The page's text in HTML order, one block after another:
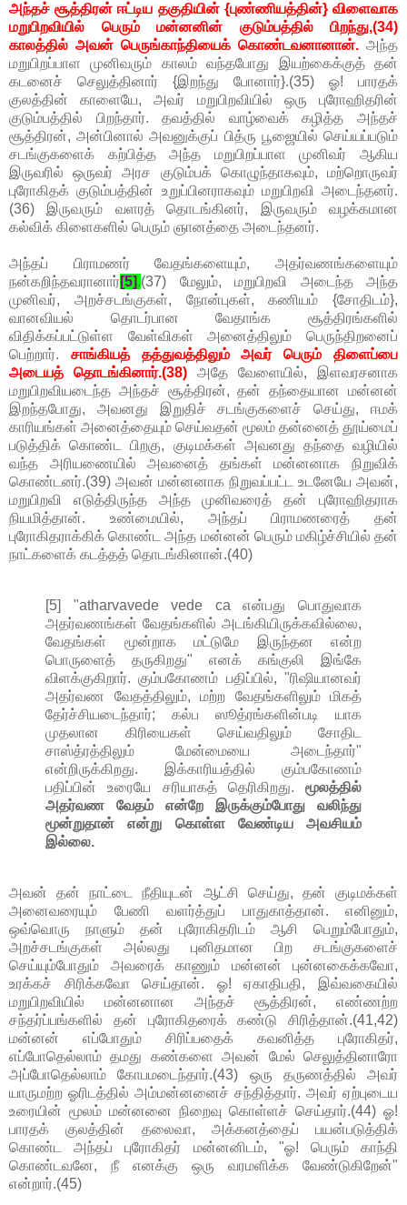
அந்தச் சூத்திரன் ஈட்டிய தகுதியின் {புண்ணியத்தின்} விளைவாக
மறுபிறவியில் பெரும் மன்னனின் குடும்பத்தில் பிறந்து,(34)
காலத்தில் அவன் பெருங்காந்தியைக் கொண்டவனானான். அந்த
மறுபிறப்பாள முனிவரும் காலம் வந்தபோது இயற்கைக்குத் தன்
கடனைச் செலுத்தினார் {இறந்து போனார்}.(35) ஓ! பாரதக்
குலத்தின் காளையே, அவர் மறுபிறவியில் ஒரு புரோஹிதரின்
குடும்பத்தில் பிறந்தார். தவத்தில் வாழ்வைக் கழித்த அந்தச்
சூத்திரன், அன்பினால் அவனுக்குப் பித்ரு பூஜையில் செய்யப்படும்
சடங்குகளைக் கற்பித்த அந்த மறுபிறப்பாள முனிவர் ஆகிய
இருவரில் ஒருவர் அரச குடும்பக் கொழுந்தாகவும், மற்றொருவர்
புரோகிதக் குடும்பத்தின் உறுப்பினராகவும் மறுபிறவி அடைந்தனர்.
(36) இருவரும் வளரத் தொடங்கினர், இருவரும் வழக்கமான
கல்விக் கிளைகளில் பெரும் ஞானத்தை அடைந்தனர்.
அந்தப் பிராமணர் வேதங்களையும், அதர்வணங்களையும்
நன்கறிந்தவரானார்[5].(37) மேலும், மறுபிறவி அடைந்த அந்த
முனிவர், அறச்சடங்குகள், நோன்புகள், கணியம் {சோதிடம்},
வானவியல் தொடர்பான வேதாங்க சூத்திரங்களில்
விதிக்கப்பட்டுள்ள வேள்விகள் அனைத்திலும் பெருந்திறனைப்
பெற்றார். சாங்கியத் தத்துவத்திலும் அவர் பெரும் திளைப்பை
அடையத் தொடங்கினார்.(38) அதே வேளையில், இளவரசனாக
மறுபிறவியடைந்த அந்தச் சூத்திரன், தன் தந்தையான மன்னன்
இறந்தபோது, அவனது இறுதிச் சடங்குகளைச் செய்து, ஈமக்
காரியங்கள் அனைத்தையும் செய்வதன் மூலம் தன்னைத் தூய்மைப்
படுத்திக் கொண்ட பிறகு, குடிமக்கள் அவனது தந்தை வழியில்
வந்த அரியணையில் அவனைத் தங்கள் மன்னனாக நிறுவிக்
கொண்டனர்.(39) அவன் மன்னனாக நிறுவப்பட்ட உடனேயே அவன்,
மறுபிறவி எடுத்திருந்த அந்த முனிவரைத் தன் புரோஹிதராக
நியமித்தான். உண்மையில், அந்தப் பிராமணரைத் தன்
புரோகிதராக்கிக் கொண்ட அந்த மன்னன் பெரும் மகிழ்ச்சியில் தன்
நாட்களைக் கடத்தத் தொடங்கினான்.(40)
[5] "atharvavede vede ca என்பது பொதுவாக
அதர்வணங்கள் வேதங்களில் அடங்கியிருக்கவில்லை,
வேதங்கள் மூன்றாக மட்டுமே இருந்தன என்ற
பொருளைத் தருகிறது" எனக் கங்குலி இங்கே
விளக்குகிறார். கும்பகோணம் பதிப்பில், "ரிஷியானவர்
அதர்வண வேதத்திலும், மற்ற வேதங்களிலும் மிகத்
தேர்ச்சியடைந்தார்; கல்ப ஸூத்ரங்களின்படி யாக
முதலான கிரியைகள் செய்வதிலும் சோதிட
சாஸ்த்ரத்திலும் மேன்மையை அடைந்தார்"
என்றிருக்கிறது. இக்காரியத்தில் கும்பகோணம்
பதிப்பின் உரையே சரியாகத் தெரிகிறது. மூலத்தில்
அதர்வண வேதம் என்றே இருக்கும்போது வலிந்து
மூன்றுதான் என்று கொள்ள வேண்டிய அவசியம்
இல்லை.
அவன் தன் நாட்டை நீதியுடன் ஆட்சி செய்து, தன் குடிமக்கள்
அனைவரையும் பேணி வளர்த்துப் பாதுகாத்தான். எனினும்,
ஒவ்வொரு நாளும் தன் புரோகிதரிடம் ஆசி பெறும்போதும்,
அறச்சடங்குகள் அல்லது புனிதமான பிற சடங்குகளைச்
செய்யும்போதும் அவரைக் காணும் மன்னன் புன்னகைக்கவோ,
உரக்கச் சிரிக்கவோ செய்தான். ஓ! ஏகாதிபதி, இவ்வகையில்
மறுபிறவியில் மன்னனான அந்தச் சூத்திரன், எண்ணற்ற
சந்தர்ப்பங்களில் தன் புரோகிதரைக் கண்டு சிரித்தான்.(41,42)
மன்னன் எப்போதும் சிரிப்பதைக் கவனித்த புரோகிதர்,
எப்போதெல்லாம் தமது கண்களை அவன் மேல் செலுத்தினாரோ
அப்போதெல்லாம் கோபமடைந்தார்.(43) ஒரு தருணத்தில் அவர்
யாருமற்ற ஓரிடத்தில் அம்மன்னனைச் சந்தித்தார். அவர் ஏற்புடைய
உரையின் மூலம் மன்னனை நிறைவு கொள்ளச் செய்தார்.(44) ஓ!
பாரதக் குலத்தின் தலைவா, அக்கனத்தைப் பயன்படுத்திக்
கொண்ட அந்தப் புரோகிதர் மன்னனிடம், "ஓ! பெரும் காந்தி
கொண்டவனே, நீ எனக்கு ஒரு வரமளிக்க வேண்டுகிறேன்"
என்றார்.(45)